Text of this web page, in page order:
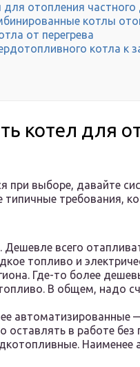
для отопления
котлы
от перегрева
котла к
котел для
при выборе, давайте
требования,
всего
топливо и
Где-то более
В общем, надо
автоматизированные
оставлять в работе без